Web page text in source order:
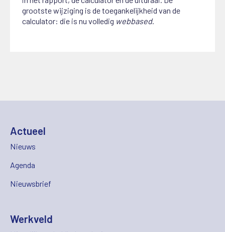
grootste wijziging is de toegankelijkheid van de
calculator: die is nu volledig webbased.
Actueel
Nieuws
Agenda
Nieuwsbrief
Werkveld